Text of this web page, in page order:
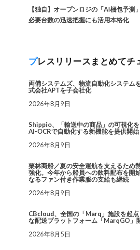
【独自】オープンロジの「AI梱包予測
必要台数の迅速把握にも活用本格化
プレスリリースまとめてチ
両備システムズ、物流自動化システム
式会社APTを子会社化
2026年8月9日
Shippio、「輸送中の商品」の可視化
AI-OCRで自動化する新機能を提供開始
2026年8月9日
栗林商船／夏の安全運航を支えるため
強化。今年から船員への飲料配布を開
なるファン付き作業服の支給も継続
2026年8月9日
CBcloud、全国の「Marq」施設を起点
な配送プラットフォーム「MarqGO」
2026年8月5日